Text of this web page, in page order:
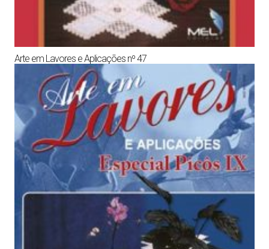
Arte em Lavores e Aplicações nº 47